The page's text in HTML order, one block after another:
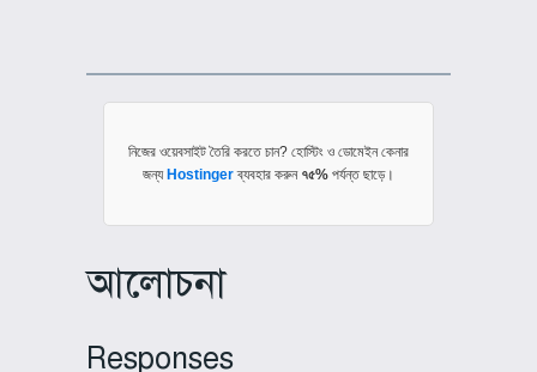
নিজের ওয়েবসাইট তৈরি করতে চান? হোস্টিং ও ডোমেইন কেনার
জন্য Hostingerব্যবহার করুন ৭৫% পর্যন্ত ছাড়ে।
আলোচনা
Responses